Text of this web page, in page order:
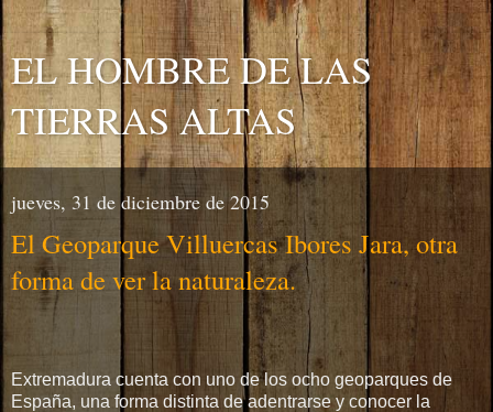
EL HOMBRE DE LAS
TIERRAS ALTAS
jueves, 31 de diciembre de 2015
El Geoparque Villuercas Ibores Jara, otra
forma de ver la naturaleza.
Extremadura cuenta con uno de los ocho geoparques de
España, una forma distinta de adentrarse y conocer la